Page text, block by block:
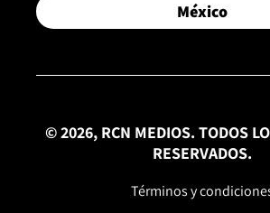
México
© 2026, RCN MEDIOS. TODOS
RESERVADOS.
Términos y